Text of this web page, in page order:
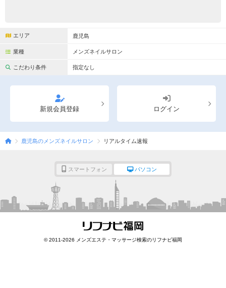
完全個室
ペアルームあり シャワー室完備
フットバスあり
専用駐車場あり 有資格者在籍
日本人スタッフのみ 女性スタッフのみ
Ｗセラピスト
駅から徒歩5分以内
こだわり条件を変更
エリア 鹿児島
業種 メンズネイルサロン
こだわり条件 指定なし
新規会員登録 ログイン
鹿児島のメンズネイルサロン リアルタイム速報
スマートフォン パソコン
© 2011-2026 メンズエステ・マッサージ検索のリフナビ福岡